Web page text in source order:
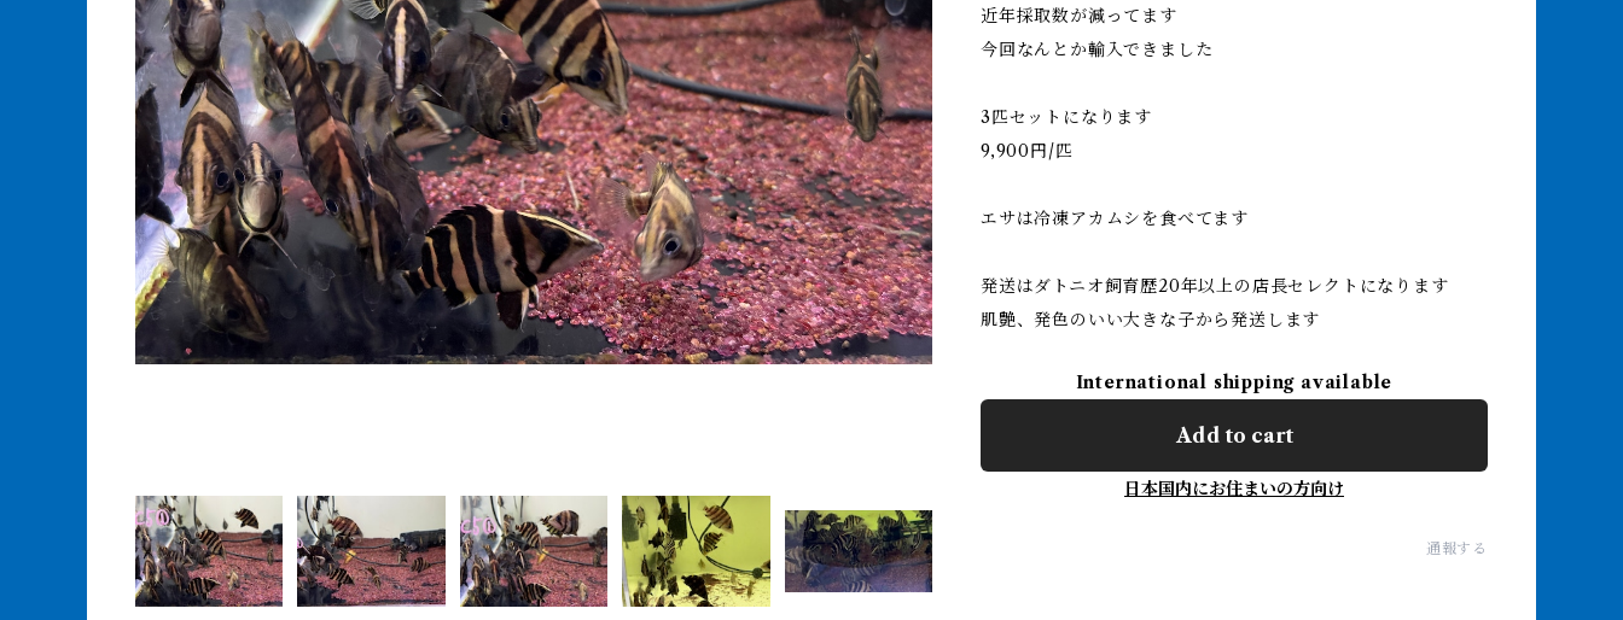
近年採取数が減ってます
今回なんとか輸入できました
3匹セットになります
9,900円/匹
エサは冷凍アカムシを食べてます
発送はダトニオ飼育歴20年以上の店長セレクトになります
肌艶、発色のいい大きな子から発送します
International shipping available
Add to cart
日本国内にお住まいの方向け
通報する